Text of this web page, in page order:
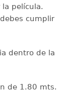
la película.
cumplir
dentro de la
de 1.80 mts.